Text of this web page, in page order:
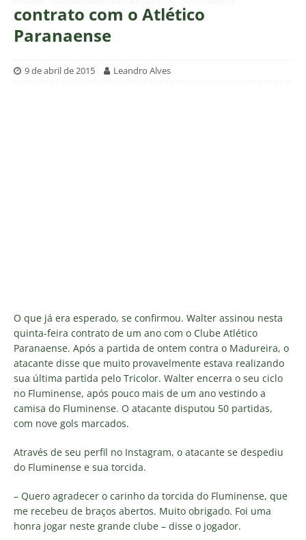
contrato com o Atlético
Paranaense
9 de abril de 2015 Leandro Alves
O que já era esperado, se confirmou. Walter assinou nesta
quinta-feira contrato de um ano com o Clube Atlético
Paranaense. Após a partida de ontem contra o Madureira, o
atacante disse que muito provavelmente estava realizando
sua última partida pelo Tricolor. Walter encerra o seu ciclo
no Fluminense, após pouco mais de um ano vestindo a
camisa do Fluminense. O atacante disputou 50 partidas,
com nove gols marcados.
Através de seu perfil no Instagram, o atacante se despediu
do Fluminense e sua torcida.
– Quero agradecer o carinho da torcida do Fluminense, que
me recebeu de braços abertos. Muito obrigado. Foi uma
honra jogar neste grande clube – disse o jogador.